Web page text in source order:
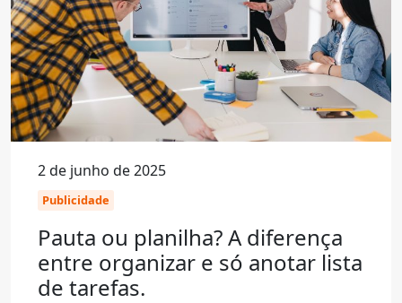
2 de junho de 2025
Publicidade
Pauta ou planilha? A diferença
entre organizar e só anotar lista
de tarefas.